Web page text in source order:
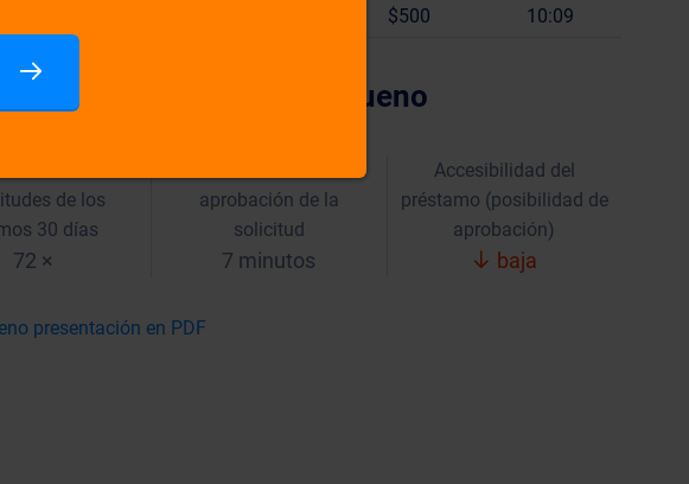
$500 10:09
del préstamo QueBueno
de los
30 días
72 ×
aprobación de la
solicitud
7 minutos
Accesibilidad del
préstamo (posibilidad de
aprobación)
baja
presentación en PDF